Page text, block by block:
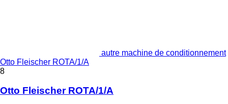
autre machine de conditionnement
Otto Fleischer ROTA/1/A
8
Otto Fleischer ROTA/1/A